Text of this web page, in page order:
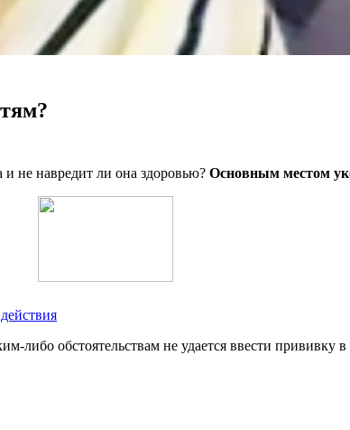
и не навредит ли она здоровью? Основным местом
обстоятельствам не удается ввести прививку